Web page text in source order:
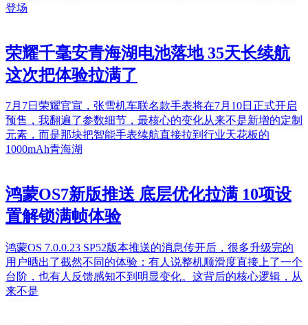
登场
荣耀千毫安青海湖电池落地 35天长续航
这次把体验拉满了
7月7日荣耀官宣，张雪机车联名款手表将在7月10日正式开启
预售，我翻遍了参数细节，最核心的变化从来不是新增的定制
元素，而是那块把智能手表续航直接拉到行业天花板的
1000mAh青海湖
鸿蒙OS7新版推送 底层优化拉满 10项设
置解锁满帧体验
鸿蒙OS 7.0.0.23 SP52版本推送的消息传开后，很多升级完的
用户晒出了截然不同的体验：有人说整机顺滑度直接上了一个
台阶，也有人反馈感知不到明显变化。这背后的核心逻辑，从
来不是